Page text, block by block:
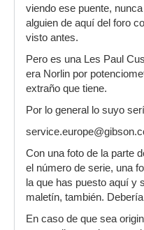
viendo ese puente,
alguien de aquí del foro
visto antes.
Pero es una Les Paul
era Norlin por
extraño que tiene.
Por lo general lo suyo
Con una foto de la parte
el número de serie, una
la que has puesto aquí y
maletín, también.
En caso de que sea